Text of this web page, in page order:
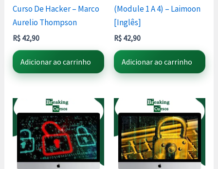
Curso De Hacker – Marco
Aurelio Thompson
R$ 42,90
Adicionar ao carrinho
(Module 1 A 4) – Laimoon
[Inglês]
R$ 42,90
Adicionar ao carrinho